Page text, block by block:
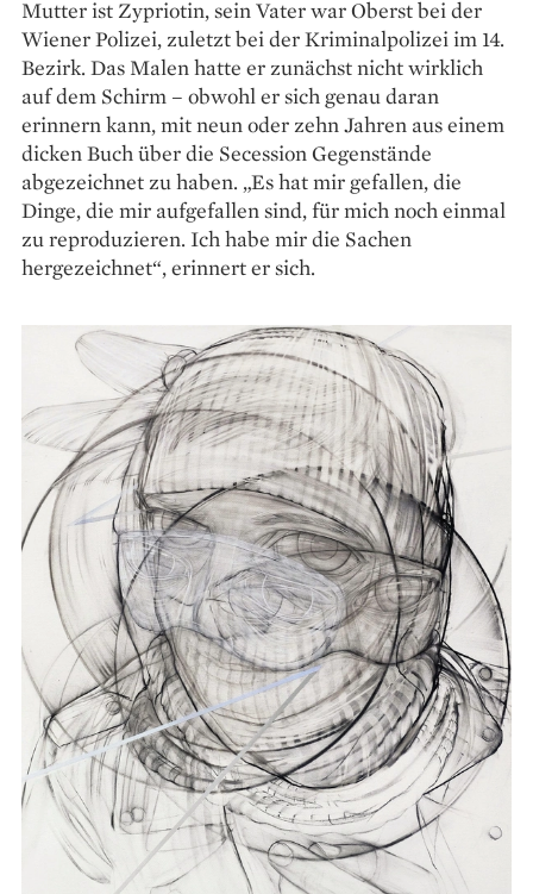
Mutter ist Zypriotin, sein Vater war Oberst bei der
Wiener Polizei, zuletzt bei der ­Kriminalpolizei im 14.
Bezirk. Das Malen hatte er zunächst nicht wirklich
auf dem Schirm – obwohl er sich genau daran
erinnern kann, mit neun oder zehn Jahren aus einem
dicken Buch über die ­Secession Gegenstände
abgezeichnet zu haben. „Es hat mir gefallen, die
Dinge, die mir aufgefallen sind, für mich noch einmal
zu reproduzieren. Ich habe mir die Sachen
hergezeichnet“, erinnert er sich.